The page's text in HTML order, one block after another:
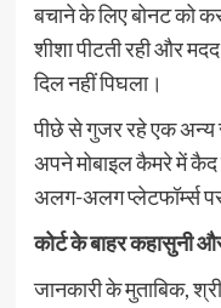
बचाने के लिए बोनट को
शीशा पीटती रही और
दिल नहीं पिघला।
पीछे से गुजर रहे एक अन्य
अपने मोबाइल कैमरे में कैद
अलग-अलग प्लेटफॉर्म्स
कोर्ट के बाहर कहासुनी
जानकारी के मुताबिक,